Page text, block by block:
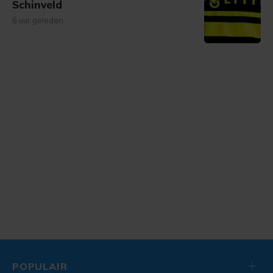
Schinveld
6 uur geleden
POPULAIR